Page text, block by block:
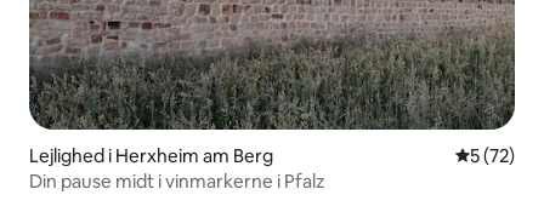
Lejlighed i Herxheim am Berg 5 ud af 5 i
5 (72)
Din pause midt i vinmarkerne i Pfalz